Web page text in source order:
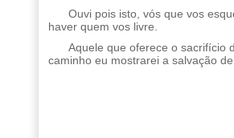
Ouvi pois isto, vós que vos
haver quem vos livre.
Aquele que oferece o sacrifício
caminho eu mostrarei a salvação de